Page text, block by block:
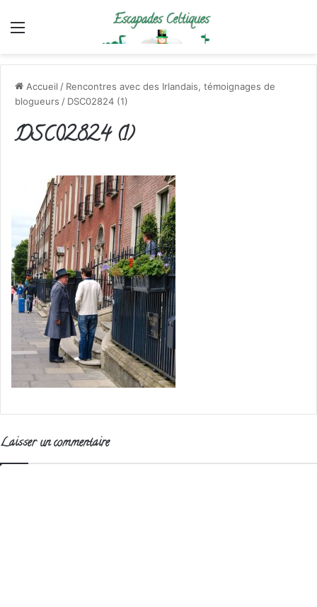
Menu
Accueil / Rencontres avec des Irlandais, témoignages de
blogueurs / DSC02824 (1)
DSC02824 (1)
Laisser un commentaire